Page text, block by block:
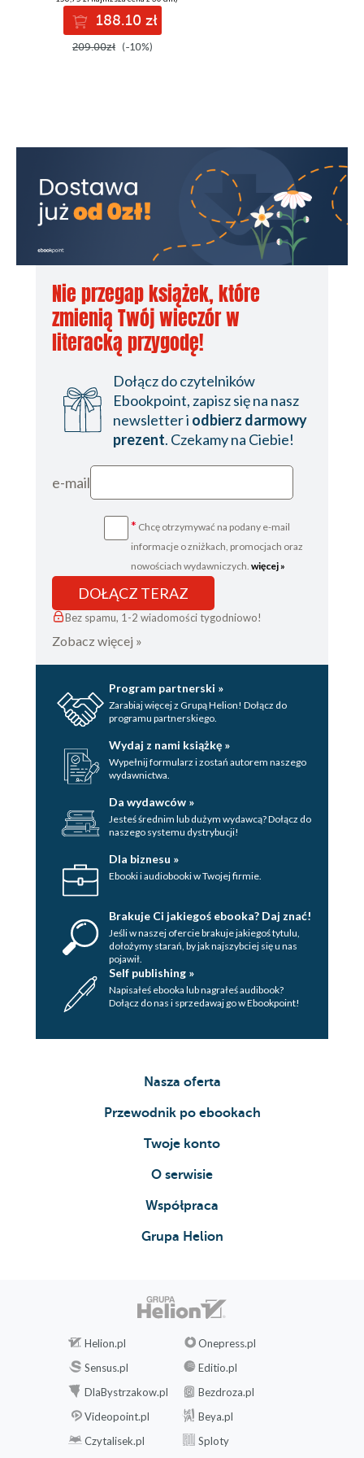
188.10 zł
209.00zł (-10%)
Nie przegap książek, które
zmienią Twój wieczór w
literacką przygodę!
Dołącz do czytelników
Ebookpoint, zapisz się na nasz
newsletter i odbierz darmowy
prezent. Czekamy na Ciebie!
e-mail
* Chcę otrzymywać na podany e-mail
informacje o zniżkach, promocjach oraz
nowościach wydawniczych. więcej »
DOŁĄCZ TERAZ
Bez spamu, 1-2 wiadomości tygodniowo!
Zobacz więcej »
Program partnerski »
Zarabiaj więcej z Grupą Helion! Dołącz do
programu partnerskiego.
Wydaj z nami książkę »
Wypełnij formularz i zostań autorem naszego
wydawnictwa.
Da wydawców »
Jesteś średnim lub dużym wydawcą? Dołącz do
naszego systemu dystrybucji!
Dla biznesu »
Ebooki i audiobooki w Twojej firmie.
Brakuje Ci jakiegoś ebooka? Daj znać!
Jeśli w naszej ofercie brakuje jakiegoś tytulu,
dołożymy starań, by jak najszybciej się u nas
pojawił.
Self publishing »
Napisałeś ebooka lub nagrałeś audibook?
Dołącz do nas i sprzedawaj go w Ebookpoint!
Nasza oferta
Przewodnik po ebookach
Twoje konto
O serwisie
Współpraca
Grupa Helion
Helion.pl
Onepress.pl
Sensus.pl
Editio.pl
DlaBystrzakow.pl
Bezdroza.pl
Videopoint.pl
Beya.pl
Czytalisek.pl
Sploty